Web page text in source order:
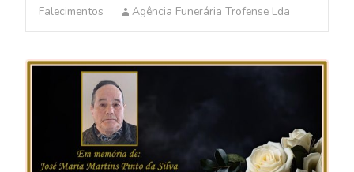
Falecimentos
Agência Funerária Trofense Lda